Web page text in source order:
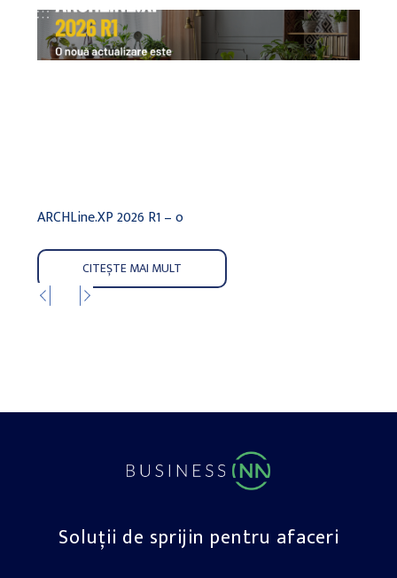
ARCHLine.XP 2026 R1 – o
CITEȘTE MAI MULT
Soluții de sprijin pentru afaceri